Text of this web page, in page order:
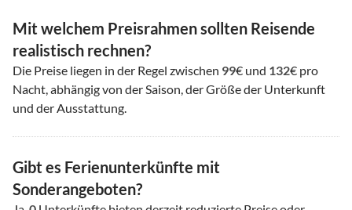
Mit welchem Preisrahmen sollten Reisende
realistisch rechnen?
Die Preise liegen in der Regel zwischen 99€ und 132€ pro
Nacht, abhängig von der Saison, der Größe der Unterkunft
und der Ausstattung.
Gibt es Ferienunterkünfte mit
Sonderangeboten?